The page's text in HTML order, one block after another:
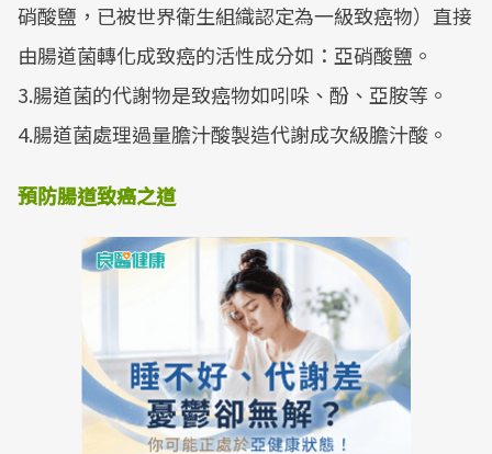
硝酸鹽，已被世界衛生組織認定為一級致癌物）直接
由腸道菌轉化成致癌的活性成分如：亞硝酸鹽。
3.腸道菌的代謝物是致癌物如吲哚、酚、亞胺等。
4.腸道菌處理過量膽汁酸製造代謝成次級膽汁酸。
預防腸道致癌之道